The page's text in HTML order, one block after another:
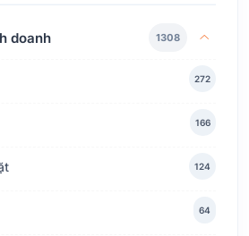
doanh 1308
272
166
124
64